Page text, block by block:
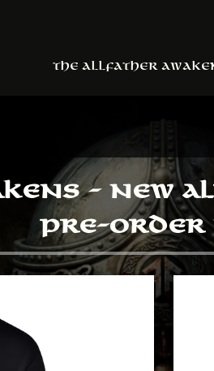
THE ALLFATHER
- NEW
PRE-ORDER